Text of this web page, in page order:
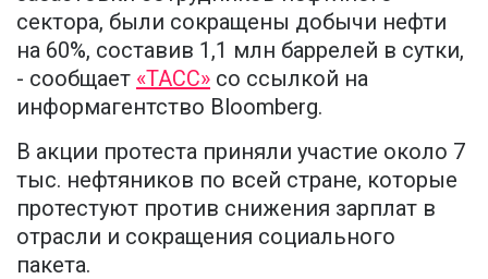
сектора, были сокращены добычи нефти
на 60%, составив 1,1 млн баррелей в сутки,
- сообщает «ТАСС» со ссылкой на
информагентство Bloomberg.
В акции протеста приняли участие около 7
тыс. нефтяников по всей стране, которые
протестуют против снижения зарплат в
отрасли и сокращения социального
пакета.